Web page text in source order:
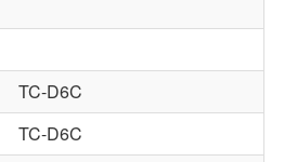
TC-D6C
TC-D6C